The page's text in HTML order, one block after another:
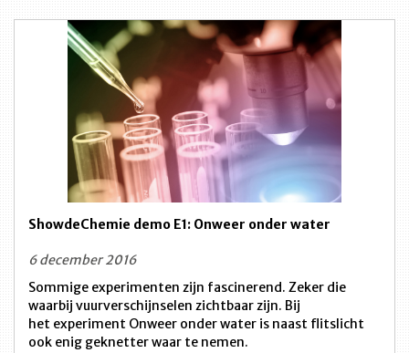
ShowdeChemie demo E1: Onweer onder water
6 december 2016
Sommige experimenten zijn fascinerend. Zeker die
waarbij vuurverschijnselen zichtbaar zijn. Bij
het experiment Onweer onder water is naast flitslicht
ook enig geknetter waar te nemen.